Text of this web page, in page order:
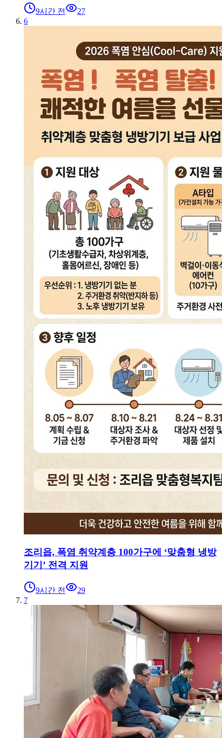
9시간 전
27
6
조리읍, 폭염 취약계층 100가구에 ‘맞춤형 냉방
기기’ 전격 지원
9시간 전
29
7